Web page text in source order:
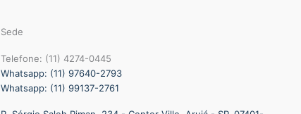
Sede
Telefone: (11) 4274-0445
Whatsapp: (11) 97640-2793
Whatsapp: (11) 99137-2761